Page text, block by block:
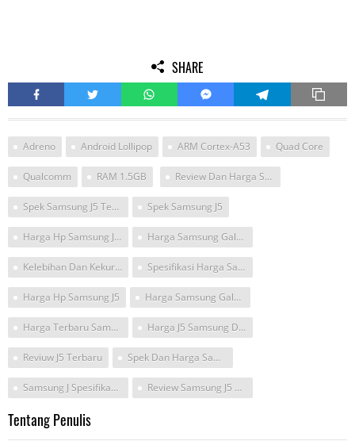
SHARE
Adreno Android Lollipop ARM Cortex-A53 Quad Core
Qualcomm RAM 1.5GB Review Dan Harga Samsung J 5
Spek Samsung J5 Terbaru Mei 2017 Spek Samsung J5
Harga Hp Samsung J5 Terbaru Harga Samsung Galaxy J 5
Kelebihan Dan Kekurangan Nikon J5 Spesifikasi Harga Samsung J 5
Harga Hp Samsung J5 Harga Samsung Galaxy J5
Harga Terbaru Samsung Galaxy J5 Harga J5 Samsung Dan Specs
Reviuw J5 Terbaru Spek Dan Harga Samsung J5
Samsung J Spesifikasi Dan Harga Review Samsung J5 Terbaru
Tentang Penulis